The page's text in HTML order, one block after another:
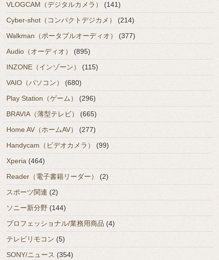
VLOGCAM（デジタルカメラ）
(141)
Cyber-shot（コンパクトデジカメ）
(214)
Walkman（ポータブルオーディオ）
(377)
Audio（オーディオ）
(895)
INZONE（インゾーン）
(115)
VAIO（パソコン）
(680)
Play Station（ゲーム）
(296)
BRAVIA（薄型テレビ）
(665)
Home AV（ホームAV）
(277)
Handycam（ビデオカメラ）
(99)
Xperia (464)
Reader（電子書籍リーダー）
(2)
スポーツ関連 (2)
ソニー新分野 (144)
プロフェッショナル/業務用商品 (4)
テレビリモコン (5)
SONY/ニュース (354)